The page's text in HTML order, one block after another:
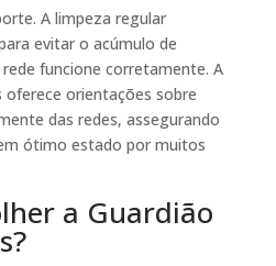
A limpeza regular
evitar o acúmulo de
funcione corretamente. A
oferece orientações sobre
das redes, assegurando
ótimo estado por muitos
a Guardião